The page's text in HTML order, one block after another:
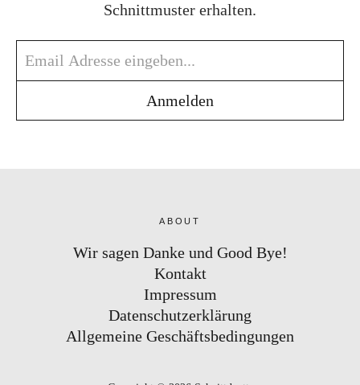
Schnittmuster erhalten.
ABOUT
Wir sagen Danke und Good Bye!
Kontakt
Impressum
Datenschutzerklärung
Allgemeine Geschäftsbedingungen